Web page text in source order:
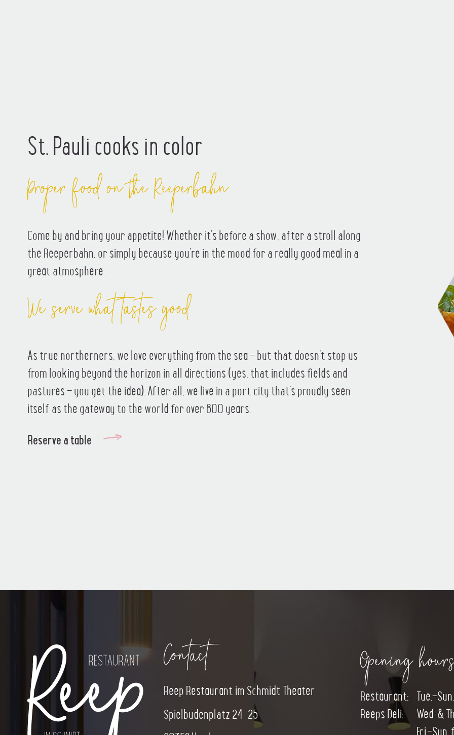
St. Pauli cooks in color
Proper food on the Reeperbahn
Come by and bring your appetite! Whether it’s before a show, after a stroll along
the Reeperbahn, or simply because you’re in the mood for a really good meal in a
great atmosphere.
We serve what tastes good
As true northerners, we love everything from the sea – but that doesn’t stop us
from looking beyond the horizon in all directions (yes, that includes fields and
pastures – you get the idea). After all, we live in a port city that’s proudly seen
itself as the gateway to the world for over 800 years.
Reserve a table
Contact
Reep Restaurant im Schmidt Theater
Spielbudenplatz 24-25
Opening
Restaurant:
Reeps Deli:
Wed. &
Fri.-Sun.